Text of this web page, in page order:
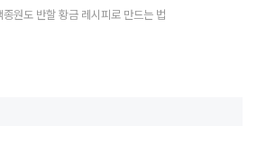
원도 반할 황금 레시피로 만드는 법